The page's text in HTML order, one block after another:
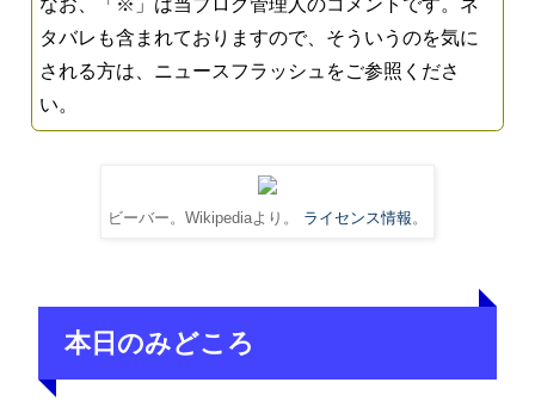
なお、「※」は当ブログ管理人のコメントです。ネ
タバレも含まれておりますので、そういうのを気に
される方は、ニュースフラッシュをご参照くださ
い。
ビーバー。Wikipediaより。 ライセンス情報 。
本日のみどころ